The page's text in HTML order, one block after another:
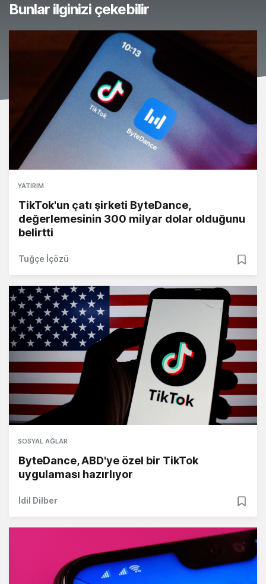
Bunlar ilginizi çekebilir
YATIRIM
TikTok'un çatı şirketi ByteDance,
değerlemesinin 300 milyar dolar olduğunu
belirtti
Tuğçe İçözü
SOSYAL AĞLAR
ByteDance, ABD'ye özel bir TikTok
uygulaması hazırlıyor
İdil Dilber